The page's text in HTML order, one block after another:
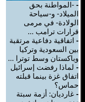
- -المواطنة بحق
الميلاد- و-سياحة
الولادة- في مرمى
قرارات ترامب ...
- اتفاقية دفاعية مرتقبة
بين السعودية وتركيا
وباكستان وسط توترا ...
- لماذا رفضت إسرائيل
اتفاق غزة بينما قبلته
حماس؟
- غارديان: أزمة سبتة